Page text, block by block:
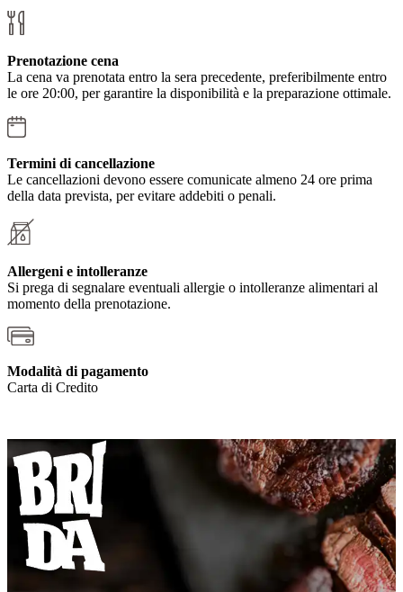
Prenotazione cena
La cena va prenotata entro la sera precedente, preferibilmente entro
le ore 20:00, per garantire la disponibilità e la preparazione ottimale.
Termini di cancellazione
Le cancellazioni devono essere comunicate almeno 24 ore prima
della data prevista, per evitare addebiti o penali.
Allergeni e intolleranze
Si prega di segnalare eventuali allergie o intolleranze alimentari al
momento della prenotazione.
Modalità di pagamento
Carta di Credito